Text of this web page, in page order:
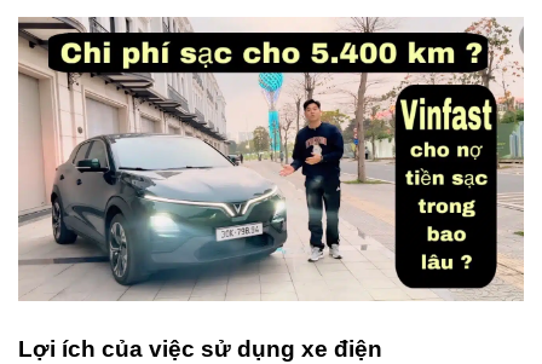
Lợi ích của việc sử dụng xe điện